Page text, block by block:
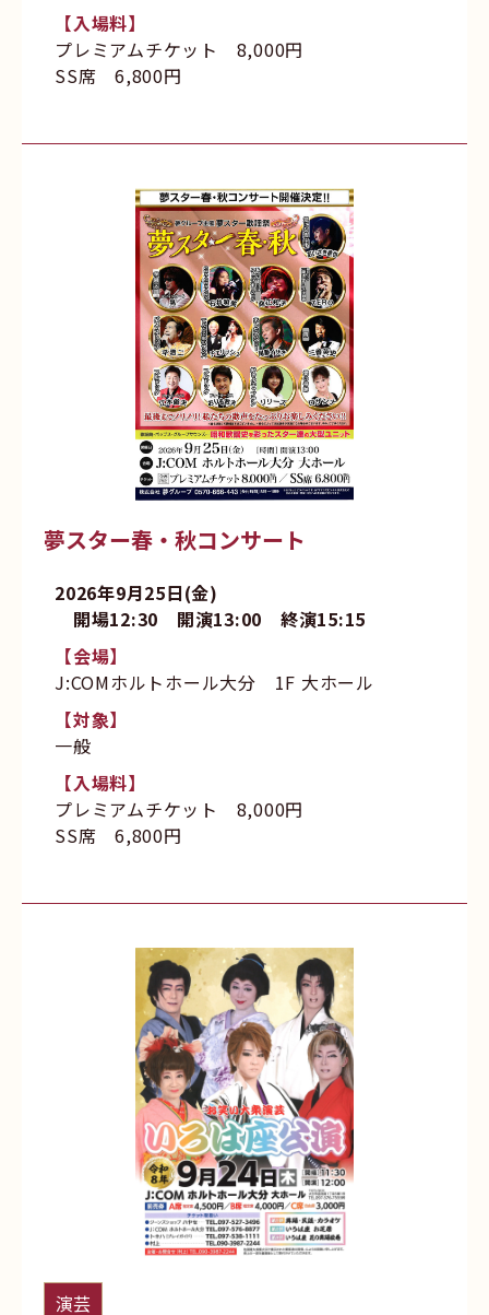
【入場料】
プレミアムチケット 8,000円
SS席 6,800円
夢スター春・秋コンサート
2026年9月25日(金)
開場12:30 開演13:00 終演15:15
【会場】
J:COMホルトホール大分 1F 大ホール
【対象】
一般
【入場料】
プレミアムチケット 8,000円
SS席 6,800円
演芸